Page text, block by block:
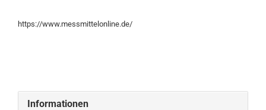
https://www.messmittelonline.de/
Informationen